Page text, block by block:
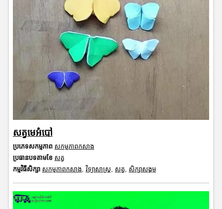
សត្វមេអំបៅ
ប្រភេទសកម្មភាព សកម្មភាពកសាង
ប្រធានបទតាមខែ សត្វ
កម្មវិធីសិក្សា សកម្មភាពកសាង វិទ្យាសាស្រ្ត សត្វ សិក្សាសង្គម